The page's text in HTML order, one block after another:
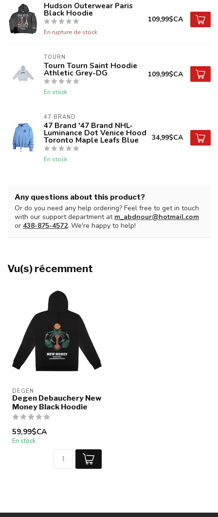
Hudson Outerwear Paris
Black Hoodie
En rupture de stock
109,99$CA
TOURN
Tourn Tourn Saint Hoodie
Athletic Grey-DG
En stock
109,99$CA
47 BRAND
47 Brand '47 Brand NHL-
Luminance Dot Venice Hood
Toronto Maple Leafs Blue
En stock
34,99$CA
Any questions about this product?
Or do you need any help ordering? Feel free to get in touch
with our support department at m_abdnour@hotmail.com
or 438-875-4572. We're happy to help!
Vu(s) récemment
DEGEN
Degen Debauchery New
Money Black Hoodie
59,99$CA
En stock